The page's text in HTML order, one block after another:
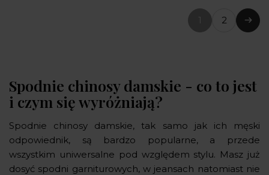
1(bieżąca
strona)
2
Spodnie chinosy damskie - co to jest
i czym się wyróżniają?
Spodnie chinosy damskie, tak samo jak ich męski
odpowiednik, są bardzo popularne, a przede
wszystkim uniwersalne pod względem stylu. Masz już
dosyć spodni garniturowych, w jeansach natomiast nie